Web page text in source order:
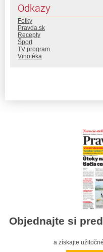
Odkazy
Fotky
Pravda.sk
Recepty
Šport
TV program
Vinotéka
Objednajte si
a získajte